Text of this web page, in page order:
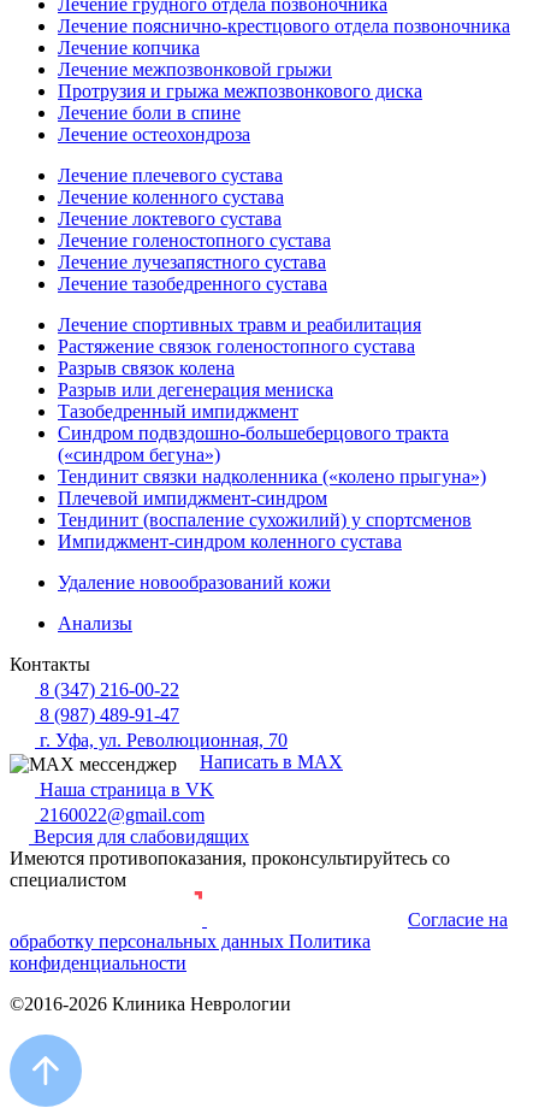
Лечение грудного отдела позвоночника
Лечение пояснично-крестцового отдела позвоночника
Лечение копчика
Лечение межпозвонковой грыжи
Протрузия и грыжа межпозвонкового диска
Лечение боли в спине
Лечение остеохондроза
Лечение плечевого сустава
Лечение коленного сустава
Лечение локтевого сустава
Лечение голеностопного сустава
Лечение лучезапястного сустава
Лечение тазобедренного сустава
Лечение спортивных травм и реабилитация
Растяжение связок голеностопного сустава
Разрыв связок колена
Разрыв или дегенерация мениска
Тазобедренный импиджмент
Синдром подвздошно-большеберцового тракта
(«синдром бегуна»)
Тендинит связки надколенника («колено прыгуна»)
Плечевой импиджмент-синдром
Тендинит (воспаление сухожилий) у спортсменов
Импиджмент-синдром коленного сустава
Удаление новообразований кожи
Анализы
Контакты
8 (347) 216-00-22
8 (987) 489-91-47
г. Уфа, ул. Революционная, 70
Написать в MAX
Наша страница в VK
2160022@gmail.com
Версия для слабовидящих
Имеются противопоказания, проконсультируйтесь со
специалистом
Согласие на
обработку персональных данных Политика
конфиденциальности
©2016-2026 Клиника Неврологии